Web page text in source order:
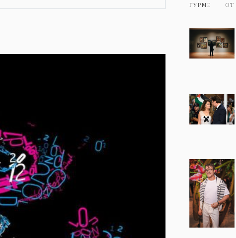
ГУРМЕ ОТ